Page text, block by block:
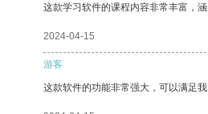
这款学习软件的课程内容非常丰富，
2024-04-15
游客
这款软件的功能非常强大，可以满足我